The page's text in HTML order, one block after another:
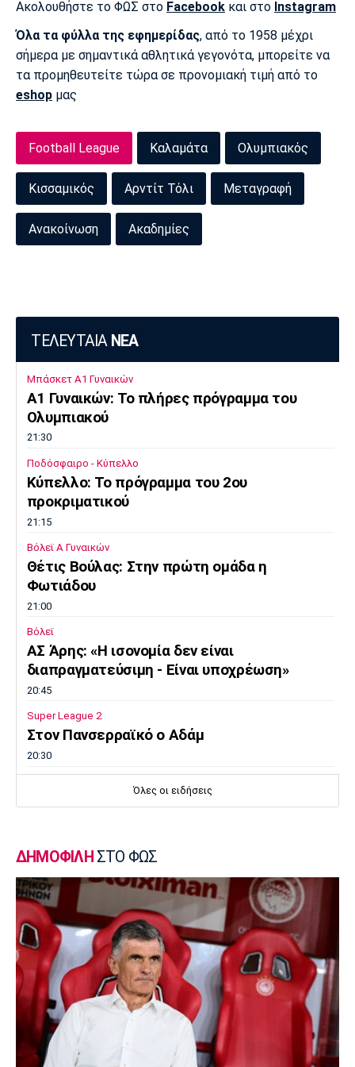
Ακολουθήστε το ΦΩΣ στο Facebook και στο Instagram
Όλα τα φύλλα της εφημερίδας, από το 1958 μέχρι
σήμερα με σημαντικά αθλητικά γεγονότα, μπορείτε να
τα προμηθευτείτε τώρα σε προνομιακή τιμή από το
eshop μας
Football League Καλαμάτα Ολυμπιακός
Κισσαμικός Αρντίτ Τόλι Μεταγραφή
Ανακοίνωση Ακαδημίες
ΤΕΛΕΥΤΑΙΑ ΝΕΑ
Μπάσκετ Α1 Γυναικών
A1 Γυναικών: To πλήρες πρόγραμμα του
Ολυμπιακού
21:30
Ποδόσφαιρο - Κύπελλο
Κύπελλο: Το πρόγραμμα του 2ου
προκριματικού
21:15
Βόλεϊ Α Γυναικών
Θέτις Βούλας: Στην πρώτη ομάδα η
Φωτιάδου
21:00
Βόλεϊ
ΑΣ Άρης: «Η ισονομία δεν είναι
διαπραγματεύσιμη - Είναι υποχρέωση»
20:45
Super League 2
Στον Πανσερραϊκό ο Αδάμ
20:30
Σ.Ε.Φ.: Παρουσίαση της νέας του μορφής
Super League 1
«Όχι του Θεμπάγιος σε σούπερ πρόταση
ελληνικής ομάδας!»
20:00
Εθνικές Μπάσκετ
Καβελίδη: «Η Εθνική Νεανίδων είναι
οικογένεια, να απολαύσουμε τη στιγμή»
(pics)
19:45
Εθνικές Μπάσκετ
Όλες οι ειδήσεις
ΔΗΜΟΦΙΛΗ ΣΤΟ ΦΩΣ